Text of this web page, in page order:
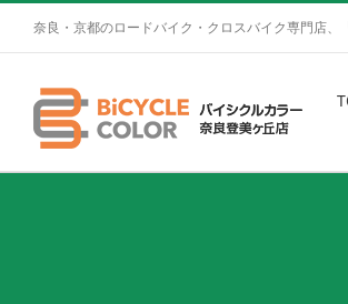
奈良・京都のロードバイク・クロスバイク専門店、